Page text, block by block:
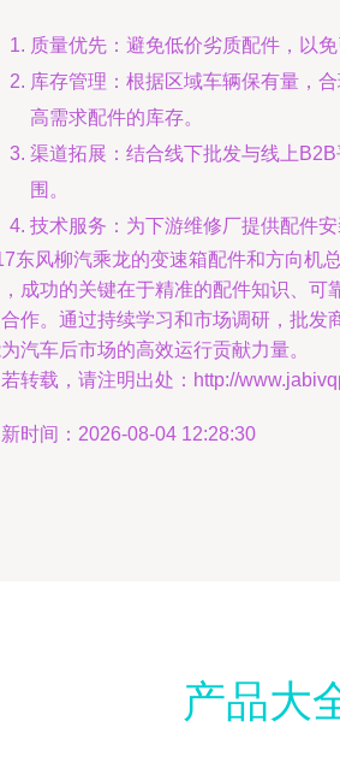
质量优先：避免低价劣质配件，以免
库存管理：根据区域车辆保有量，
高需求配件的库存。
渠道拓展：结合线下批发与线上
围。
技术服务：为下游维修厂提供配件
东风柳汽乘龙的变速箱配件和方向机
成功的关键在于精准的配件知识、可
作。通过持续学习和市场调研，批发
汽车后市场的高效运行贡献力量。
转载，请注明出处：http://
时间：2026-08-04 12:28:30
产品大